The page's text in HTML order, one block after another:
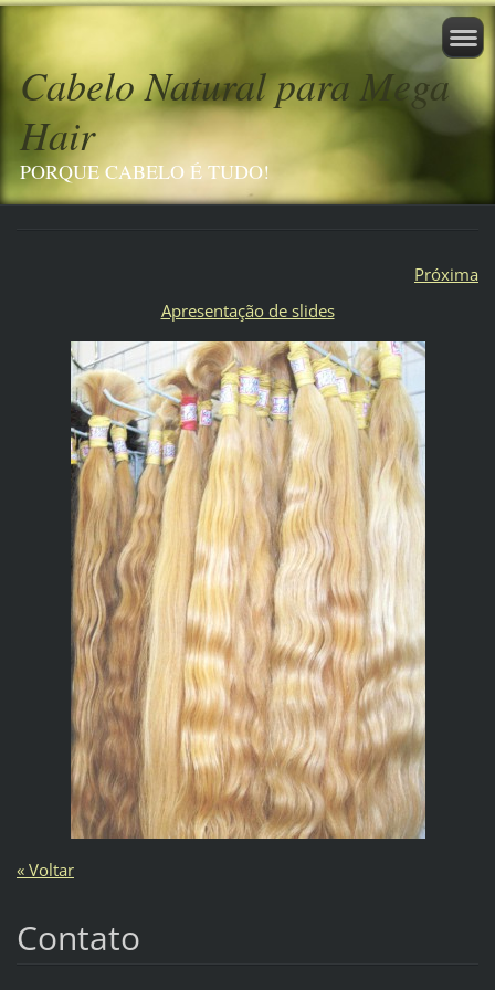
Cabelo Natural para Mega
Hair
PORQUE CABELO É TUDO!
Próxima
Apresentação de slides
« Voltar
Contato